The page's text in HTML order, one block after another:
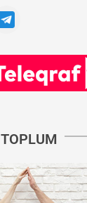
TOPLUM